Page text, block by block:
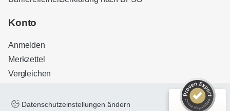
Konto
Anmelden
Merkzettel
Vergleichen
Datenschutzeinstellungen ändern
Kundenbewertungen und Erfahrungen zu
32
Bewertungen auf
ProvenExpert.com